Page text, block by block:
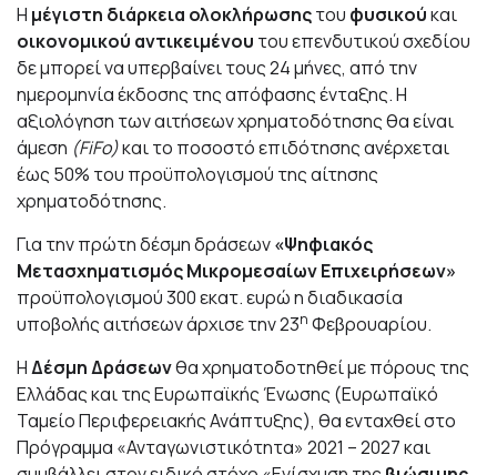
Η μέγιστη διάρκεια ολοκλήρωσηςτου φυσικούκαι
οικονομικού αντικειμένου του επενδυτικού σχεδίου
δε μπορεί να υπερβαίνει τους 24 μήνες, από την
ημερομηνία έκδοσης της απόφασης ένταξης. Η
αξιολόγηση των αιτήσεων χρηματοδότησης θα είναι
άμεση (FiFo)και το ποσοστό επιδότησης ανέρχεται
έως 50% του προϋπολογισμού της αίτησης
χρηματοδότησης.
Για την πρώτη δέσμη δράσεων«Ψηφιακός
Μετασχηματισμός Μικρομεσαίων Επιχειρήσεων»
προϋπολογισμού 300 εκατ. ευρώ η διαδικασία
υποβολής αιτήσεων άρχισε την 23η Φεβρουαρίου.
ΗΔέσμη Δράσεωνθα χρηματοδοτηθεί με πόρους της
Ελλάδας και της Ευρωπαϊκής Ένωσης (Ευρωπαϊκό
Ταμείο Περιφερειακής Ανάπτυξης), θα ενταχθεί στο
Πρόγραμμα «Ανταγωνιστικότητα» 2021 – 2027 και